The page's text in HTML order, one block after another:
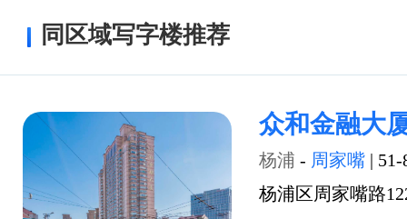
同区域写字楼推荐
众和金融大
杨浦 - 周家嘴 | 51-
杨浦区周家嘴路